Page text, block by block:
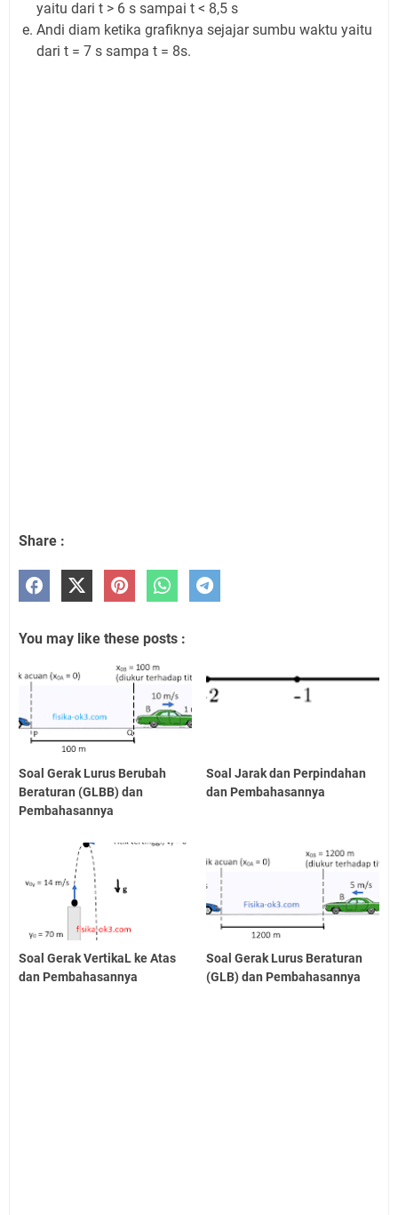
yaitu dari t > 6 s sampai t < 8,5 s
Andi diam ketika grafiknya sejajar sumbu waktu yaitu
dari t = 7 s sampa t = 8s.
Share :
You may like these posts :
Soal Gerak Lurus Berubah
Beraturan (GLBB) dan
Pembahasannya
Soal Jarak dan Perpindahan
dan Pembahasannya
Soal Gerak VertikaL ke Atas
dan Pembahasannya
Soal Gerak Lurus Beraturan
(GLB) dan Pembahasannya